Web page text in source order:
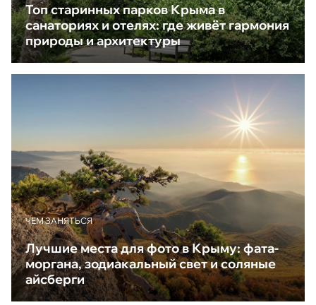
Топ старинных парков Крыма в
санаториях и отелях: где живёт гармония
природы и архитектуры
ЧЕМ ЗАНЯТЬСЯ
Лучшие места для фото в Крыму: фата-
моргана, зодиакальный свет и соляные
айсберги